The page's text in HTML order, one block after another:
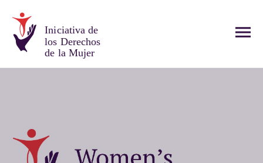
Iniciativa de
los Derechos
de la Mujer